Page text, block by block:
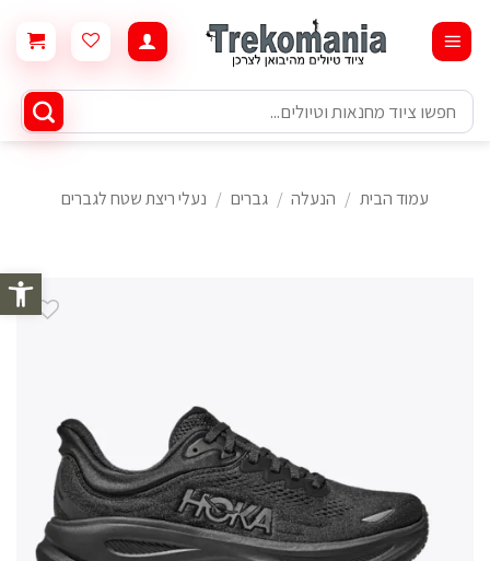
פתח
content
חיפוש
עבור:
עמוד הבית / הנעלה / גברים / נעלי ריצת שטח לגברים